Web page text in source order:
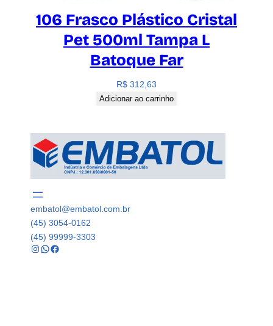
106 Frasco Plástico Cristal
Pet 500ml Tampa L
Batoque Far
R$ 312,63
Adicionar ao carrinho
embatol@embatol.com.br
(45) 3054-0162
(45) 99999-3303
Instagram WhatsApp Facebook